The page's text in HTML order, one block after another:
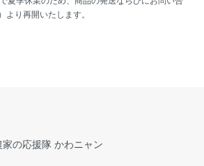
り再開いたします。
家の応援隊 かわニャン